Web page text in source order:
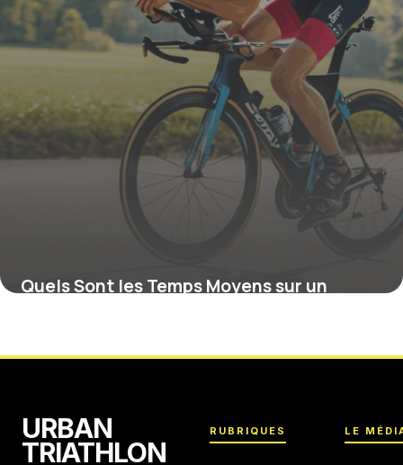
Quels Sont les Temps Moyens sur un
URBAN
TRIATHLON
RUBRIQUES LE